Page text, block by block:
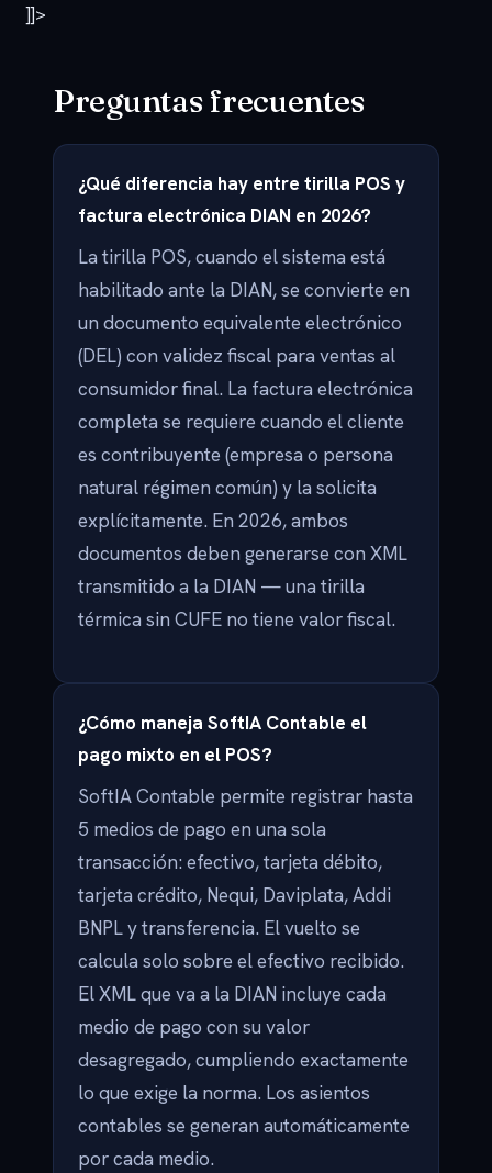
]]>
Preguntas frecuentes
¿Qué diferencia hay entre tirilla POS y
factura electrónica DIAN en 2026?
La tirilla POS, cuando el sistema está
habilitado ante la DIAN, se convierte en
un documento equivalente electrónico
(DEL) con validez fiscal para ventas al
consumidor final. La factura electrónica
completa se requiere cuando el cliente
es contribuyente (empresa o persona
natural régimen común) y la solicita
explícitamente. En 2026, ambos
documentos deben generarse con XML
transmitido a la DIAN — una tirilla
térmica sin CUFE no tiene valor fiscal.
¿Cómo maneja SoftIA Contable el
pago mixto en el POS?
SoftIA Contable permite registrar hasta
5 medios de pago en una sola
transacción: efectivo, tarjeta débito,
tarjeta crédito, Nequi, Daviplata, Addi
BNPL y transferencia. El vuelto se
calcula solo sobre el efectivo recibido.
El XML que va a la DIAN incluye cada
medio de pago con su valor
desagregado, cumpliendo exactamente
lo que exige la norma. Los asientos
contables se generan automáticamente
por cada medio.